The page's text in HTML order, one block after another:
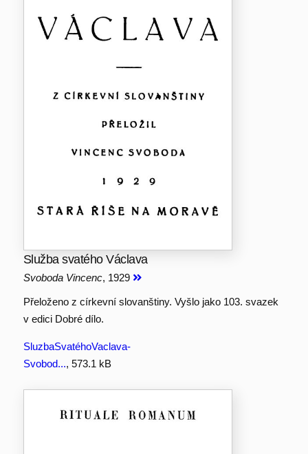
Služba svatého Václava
Svoboda Vincenc, 1929
Přeloženo z církevní slovanštiny. Vyšlo jako 103. svazek
v edici Dobré dílo.
SluzbaSvatéhoVaclava-
Svobod..., 573.1 kB